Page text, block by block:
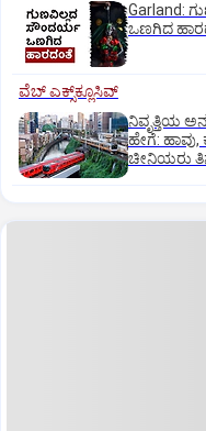
Garland:
ಒಣಗಿದ
ವೆಬ್ ಎಕ್ಸ್‌ಕ್ಲೂಸಿವ್
ನಿವೃತ್ತಿಯ
ಹೇಗೆ: ಹಾವು,
ಚೀನಿಯರು